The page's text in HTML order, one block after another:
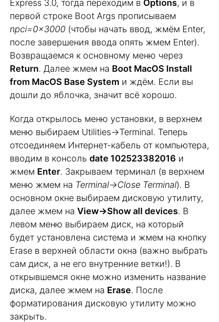
Express 3.0, тогда переходим в Options, и в
первой строке Boot Args прописываем
npci=0x3000 (чтобы начать ввод, жмём Enter,
после завершения ввода опять жмем Enter).
Возвращаемся к основному меню через
Return. Далее жмем на Boot MacOS Install
from MacOS Base System и ждём. Если вы
дошли до яблочка, значит всё хорошо.
Когда открылось меню установки, в верхнем
меню выбираем Utilities->Terminal. Теперь
отсоединяем Интернет-кабель от компьютера,
вводим в консоль date 102523382016 и
жмем Enter. Закрываем терминал (в верхнем
меню жмем на Terminal->Close Terminal). В
основном окне выбираем дисковую утилиту,
далее жмем на View->Show all devices. В
левом меню выбираем диск, на который
будет установлена система и жмем на кнопку
Erase в верхней области окна (важно выбрать
сам диск, а не его внутренние ветки!). В
открывшемся окне можно изменить название
диска, далее жмем на Erase. После
форматирования дисковую утилиту можно
закрыть.